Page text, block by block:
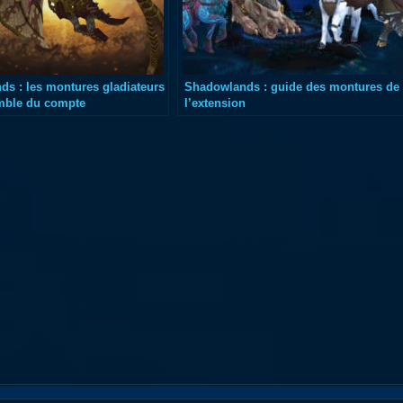
: les montures gladiateurs
du compte
Shadowlands : guide des montures de
l’extension